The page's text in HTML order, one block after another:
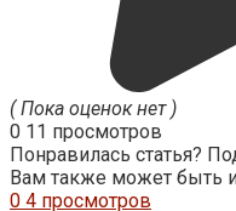
( Пока оценок нет )
0 11 просмотров
Понравилась статья?
Вам также может быть
0 4 просмотров